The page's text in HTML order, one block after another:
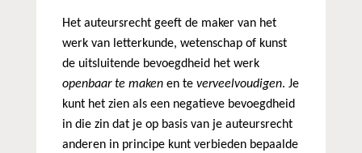
Het auteursrecht geeft de maker van het
werk van letterkunde, wetenschap of kunst
de uitsluitende bevoegdheid het werk
openbaar te makenen te verveelvoudigen. Je
kunt het zien als een negatieve bevoegdheid
in die zin dat je op basis van je auteursrecht
anderen in principe kunt verbieden bepaalde